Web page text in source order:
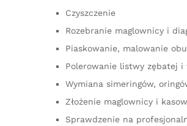
Czyszczenie
Rozebranie maglownicy i
Piaskowanie, malowanie
Polerowanie listwy zębatej i
Wymiana simeringów,
Złożenie maglownicy i
Sprawdzenie na